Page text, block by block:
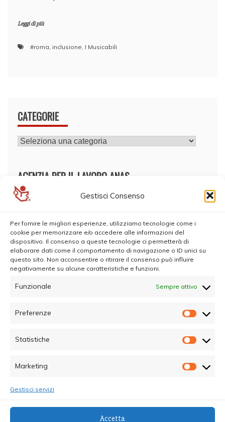
Gestisci Consenso
Per fornire le migliori esperienze, utilizziamo tecnologie come i
cookie per memorizzare e/o accedere alle informazioni del
dispositivo. Il consenso a queste tecnologie ci permetterà di
elaborare dati come il comportamento di navigazione o ID unici su
questo sito. Non acconsentire o ritirare il consenso può influire
negativamente su alcune caratteristiche e funzioni.
Funzionale Sempre attivo
Preferenze
Statistiche
Marketing
Gestisci servizi
Accetta
Leggi di più
#roma, inclusione, I Musicabili
CATEGORIE
CATEGORIE
AGENZIA PER IL LAVORO ANAS